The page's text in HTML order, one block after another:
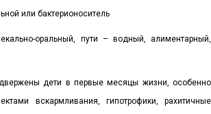
или бактерионоситель
оральный, пути – водный, алиментарный,
дети в первые месяцы жизни, особенно
вскармливания, гипотрофики, рахитичные